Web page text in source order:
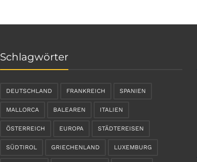
Schlagwörter
DEUTSCHLAND FRANKREICH SPANIEN
MALLORCA BALEAREN ITALIEN
ÖSTERREICH EUROPA STÄDTEREISEN
SÜDTIROL GRIECHENLAND LUXEMBURG